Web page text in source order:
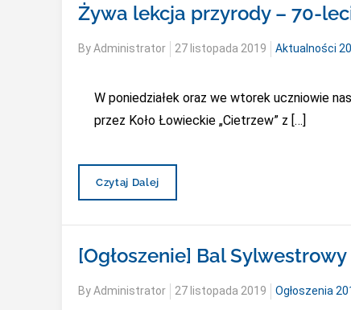
Żywa lekcja przyrody – 70-
ByAdministrator
Posted
27 listopada 2019 Aktualności
W poniedziałek oraz we wtorek uczniowie
przez Koło Łowieckie „Cietrzew” z […]
Żywa
–
Lecie
Koła
„Cietrzew”
Czytaj Dalej
[Ogłoszenie] Bal Sylwestrowy
ByAdministrator
Posted
27 listopada 2019 Ogłoszenia